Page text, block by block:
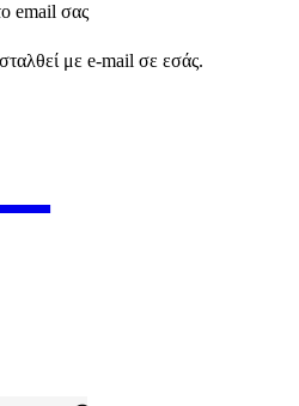
email σας
με e-mail σε εσάς.